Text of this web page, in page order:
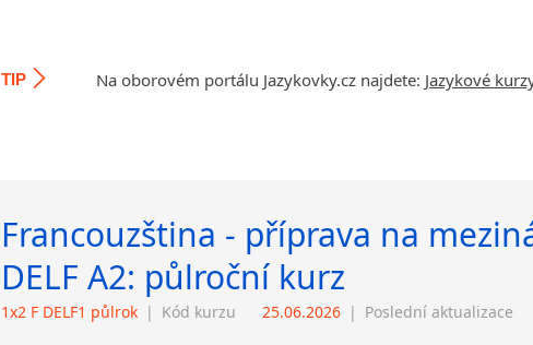
TIP Na oborovém portálu Jazykovky.cz najdete: Jazykové
Francouzština - příprava na
DELF A2: půlroční kurz
1x2 F DELF1 půlrok | Kód kurzu 25.06.2026 | Poslední aktualizace